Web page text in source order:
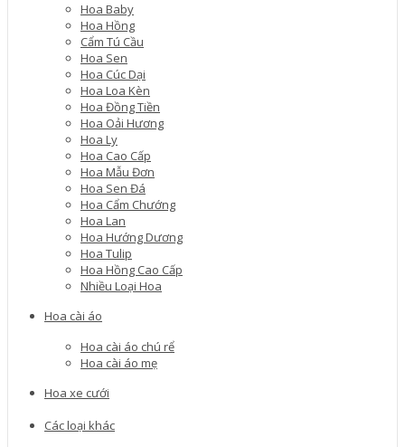
Hoa Baby
Hoa Hồng
Cẩm Tú Cầu
Hoa Sen
Hoa Cúc Dại
Hoa Loa Kèn
Hoa Đồng Tiền
Hoa Oải Hương
Hoa Ly
Hoa Cao Cấp
Hoa Mẫu Đơn
Hoa Sen Đá
Hoa Cẩm Chướng
Hoa Lan
Hoa Hướng Dương
Hoa Tulip
Hoa Hồng Cao Cấp
Nhiều Loại Hoa
Hoa cài áo
Hoa cài áo chú rể
Hoa cài áo mẹ
Hoa xe cưới
Các loại khác